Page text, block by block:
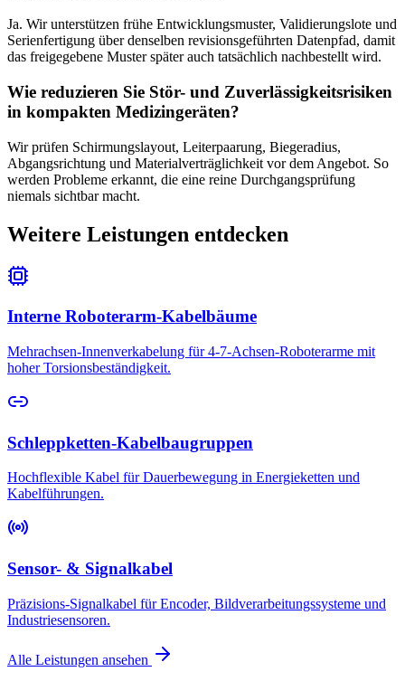
Ja. Wir unterstützen frühe Entwicklungsmuster, Validierungslote und
Serienfertigung über denselben revisionsgeführten Datenpfad, damit
das freigegebene Muster später auch tatsächlich nachbestellt wird.
Wie reduzieren Sie Stör- und Zuverlässigkeitsrisiken
in kompakten Medizingeräten?
Wir prüfen Schirmungslayout, Leiterpaarung, Biegeradius,
Abgangsrichtung und Materialverträglichkeit vor dem Angebot. So
werden Probleme erkannt, die eine reine Durchgangsprüfung
niemals sichtbar macht.
Weitere Leistungen entdecken
Interne Roboterarm-Kabelbäume
Mehrachsen-Innenverkabelung für 4-7-Achsen-Roboterarme mit
hoher Torsionsbeständigkeit.
Schleppketten-Kabelbaugruppen
Hochflexible Kabel für Dauerbewegung in Energieketten und
Kabelführungen.
Sensor- & Signalkabel
Präzisions-Signalkabel für Encoder, Bildverarbeitungssysteme und
Industriesensoren.
Alle Leistungen ansehen